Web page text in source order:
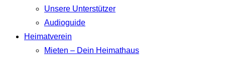
Unsere Unterstützer
Audioguide
Heimatverein
Mieten – Dein Heimathaus